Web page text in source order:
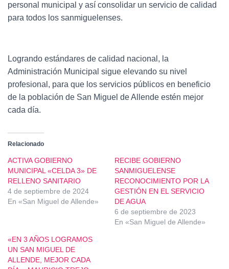
personal municipal y así consolidar un servicio de calidad
para todos los sanmiguelenses.
Logrando estándares de calidad nacional, la
Administración Municipal sigue elevando su nivel
profesional, para que los servicios públicos en beneficio
de la población de San Miguel de Allende estén mejor
cada día.
Relacionado
ACTIVA GOBIERNO
MUNICIPAL «CELDA 3» DE
RELLENO SANITARIO
4 de septiembre de 2024
En «San Miguel de Allende»
RECIBE GOBIERNO
SANMIGUELENSE
RECONOCIMIENTO POR LA
GESTIÓN EN EL SERVICIO
DE AGUA
6 de septiembre de 2023
En «San Miguel de Allende»
«EN 3 AÑOS LOGRAMOS
UN SAN MIGUEL DE
ALLENDE, MEJOR CADA